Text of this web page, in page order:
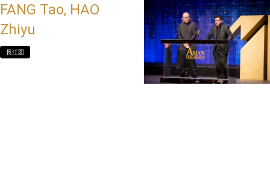
FANG Tao, HAO
Zhiyu
長江図